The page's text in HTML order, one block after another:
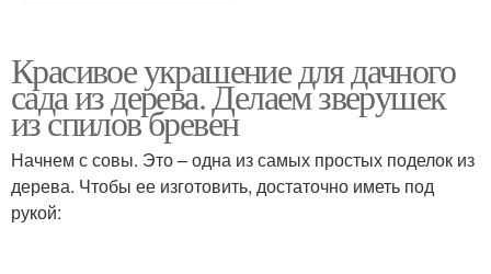
Красивое украшение для дачного
сада из дерева. Делаем зверушек
из спилов бревен
Начнем с совы. Это – одна из самых простых поделок из
дерева. Чтобы ее изготовить, достаточно иметь под
рукой: